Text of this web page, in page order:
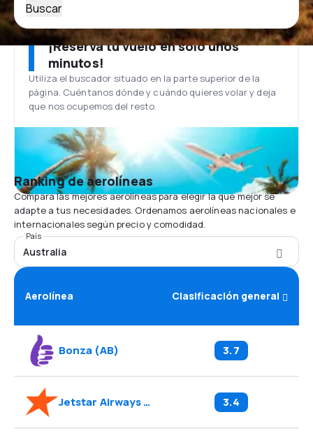
Buscar
¡Reserva tu vuelo en solo unos
minutos!
Utiliza el buscador situado en la parte superior de la
página. Cuéntanos dónde y cuándo quieres volar y deja
que nos ocupemos del resto.
Ranking de aerolíneas
Compara las mejores aerolíneas para elegir la que mejor se
adapte a tus necesidades. Ordenamos aerolíneas nacionales e
internacionales según precio y comodidad.
País
Australia
Aerolínea Clasificación general
Bonza (AB) 3.7
Jetstar Airways JQ 3.4